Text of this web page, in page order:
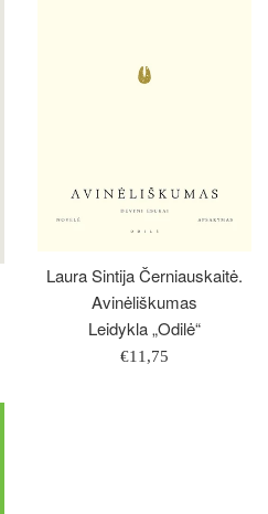
Laura Sintija Černiauskaitė.
Avinėliškumas
Leidykla „Odilė“
Įprasta
€11,75